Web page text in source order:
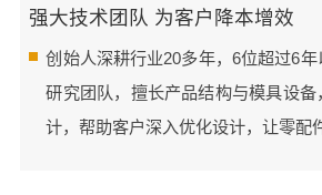
强大技术团队 为客户降本增效
创始人深耕行业20多年，6位超过6
研究团队，擅长产品结构与模具设
计，帮助客户深入优化设计，让零配